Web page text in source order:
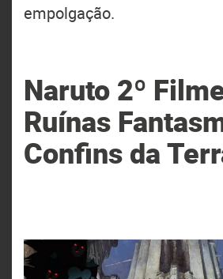
empolgação.
Naruto 2º
Ruínas
Confins da